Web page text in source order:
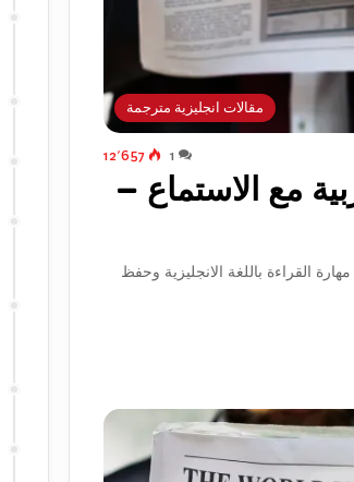
مقالات انجليزية مترجمة
1 12٬657
مع الاستماع –
القراءة باللغة الانجليزية وحفظ